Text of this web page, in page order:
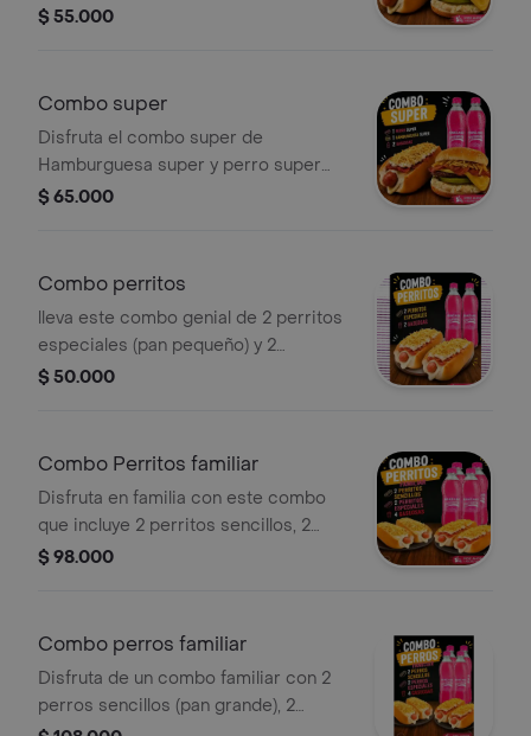
gaseosas
$ 55.000
Combo super
Disfruta el combo super de
Hamburguesa super y perro super
más 2 gaseosas
$ 65.000
Combo perritos
lleva este combo genial de 2 perritos
especiales (pan pequeño) y 2
gaseosas
$ 50.000
Combo Perritos familiar
Disfruta en familia con este combo
que incluye 2 perritos sencillos, 2
perritos especiales y 4 refrescantes
$ 98.000
Combo perros familiar
Disfruta de un combo familiar con 2
perros sencillos (pan grande), 2